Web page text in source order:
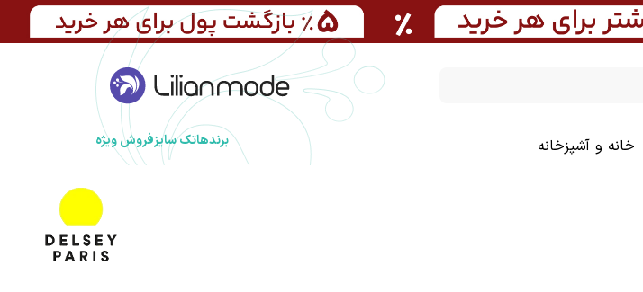
خانه و آشپزخانه برندهاتک سایزفروش ویژه